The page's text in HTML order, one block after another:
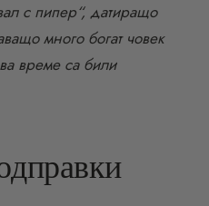
с пипер“, датиращо
много богат човек
време са били